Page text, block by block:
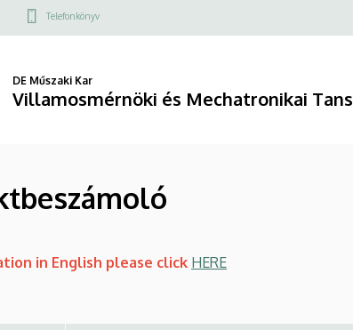
Telefonkönyv
DE Műszaki Kar
Villamosmérnöki és Mechatronikai
in English please click HERE